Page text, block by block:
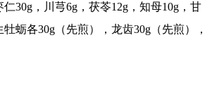
30g，川芎6g，茯苓12g，知母10g，甘
蛎各30g（先煎），龙齿30g（先煎），